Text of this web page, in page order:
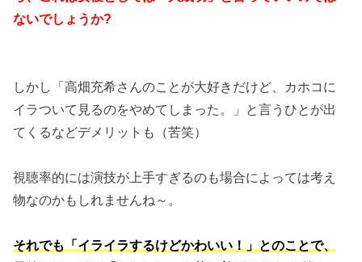
ないでしょうか?
しかし「高畑充希さんのことが大好きだけど、カホコに
イラついて見るのをやめてしまった。」と言うひとが出
てくるなどデメリットも（苦笑）
視聴率的には演技が上手すぎるのも場合によっては考え
物なのかもしれませんね～。
それでも「イライラするけどかわいい！」とのことで、